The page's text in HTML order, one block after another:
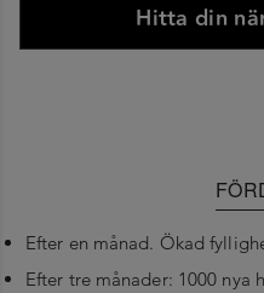
Hitta din
Efter en månad. Ökad
Efter tre månader: 1000 nya